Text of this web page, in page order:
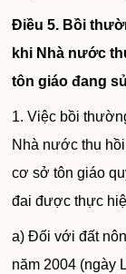
Điều 5. Bồi
khi Nhà nước
tôn giáo đang
1. Việc bồi
Nhà nước thu
cơ sở tôn giáo
đai được thực
a) Đối với đất
năm 2004 (ngày